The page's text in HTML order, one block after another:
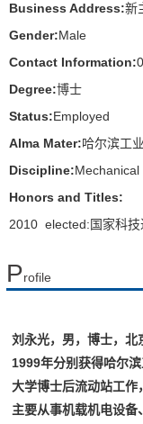
Business Address:新
Gender:Male
Contact Information:
Degree:博士
Status:Employed
Alma Mater:哈尔滨工
Discipline:
Honors and Titles:
2010 elected:国家科技
Profile
刘永光，男，博士，北
1999年分别获得哈尔
大学博士后流动站工作
主要从事机载机电设备